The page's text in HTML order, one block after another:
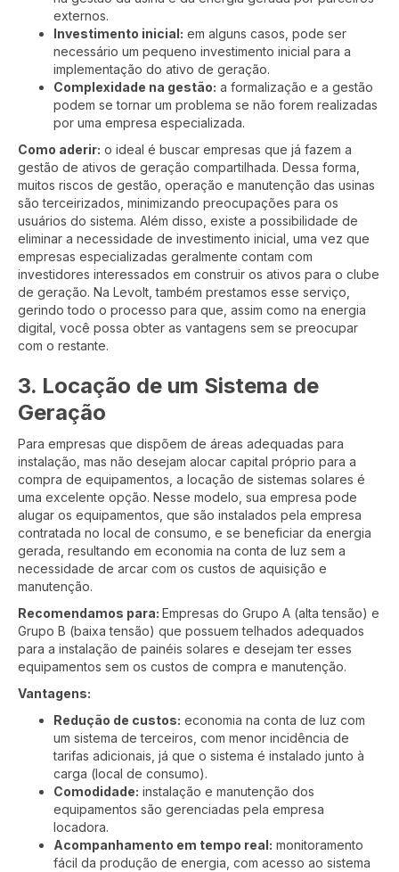
externos.
Investimento inicial: em alguns casos, pode ser
necessário um pequeno investimento inicial para a
implementação do ativo de geração.
Complexidade na gestão: a formalização e a gestão
podem se tornar um problema se não forem realizadas
por uma empresa especializada.
Como aderir: o ideal é buscar empresas que já fazem a
gestão de ativos de geração compartilhada. Dessa forma,
muitos riscos de gestão, operação e manutenção das usinas
são terceirizados, minimizando preocupações para os
usuários do sistema. Além disso, existe a possibilidade de
eliminar a necessidade de investimento inicial, uma vez que
empresas especializadas geralmente contam com
investidores interessados em construir os ativos para o clube
de geração. Na Levolt, também prestamos esse serviço,
gerindo todo o processo para que, assim como na energia
digital, você possa obter as vantagens sem se preocupar
com o restante.
3. Locação de um Sistema de
Geração
Para empresas que dispõem de áreas adequadas para
instalação, mas não desejam alocar capital próprio para a
compra de equipamentos, a locação de sistemas solares é
uma excelente opção. Nesse modelo, sua empresa pode
alugar os equipamentos, que são instalados pela empresa
contratada no local de consumo, e se beneficiar da energia
gerada, resultando em economia na conta de luz sem a
necessidade de arcar com os custos de aquisição e
manutenção.
Recomendamos para: Empresas do Grupo A (alta tensão) e
Grupo B (baixa tensão) que possuem telhados adequados
para a instalação de painéis solares e desejam ter esses
equipamentos sem os custos de compra e manutenção.
Vantagens:
Redução de custos: economia na conta de luz com
um sistema de terceiros, com menor incidência de
tarifas adicionais, já que o sistema é instalado junto à
carga (local de consumo).
Comodidade: instalação e manutenção dos
equipamentos são gerenciadas pela empresa
locadora.
Acompanhamento em tempo real: monitoramento
fácil da produção de energia, com acesso ao sistema